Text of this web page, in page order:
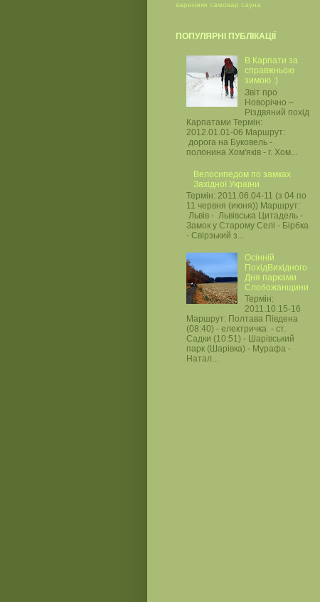
вареники самовар сауна
ПОПУЛЯРНІ ПУБЛІКАЦІЇ
В Карпати за
справжньою
зимою :)
Звіт про
Новорічно –
Різдвяний похід
Карпатами Термін:
2012.01.01-06 Маршрут:
дорога на Буковель -
полонина Хом'яків - г. Хом...
Велосипедом по замках
Західної України
Термін: 2011.06.04-11 (з 04 по
11 червня (июня)) Маршрут:
Львів - Львівська Цитадель -
Замок у Старому Селі - Бірбка
- Свірзький з...
Осінній
ПохідВихідного
Дня парками
Слобожанщини
Термін:
2011.10.15-16
Маршрут: Полтава Південа
(08:40) - електричка - ст.
Садки (10:51) - Шарівський
парк (Шарівка) - Мурафа -
Натал...